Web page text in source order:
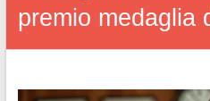
premio medaglia